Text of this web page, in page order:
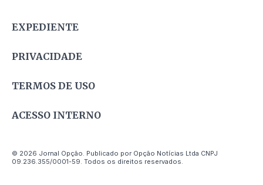
EXPEDIENTE
PRIVACIDADE
TERMOS DE USO
ACESSO INTERNO
© 2026 Jornal Opção. Publicado por Opção Notícias Ltda CNPJ
09.236.355/0001-59. Todos os direitos reservados.